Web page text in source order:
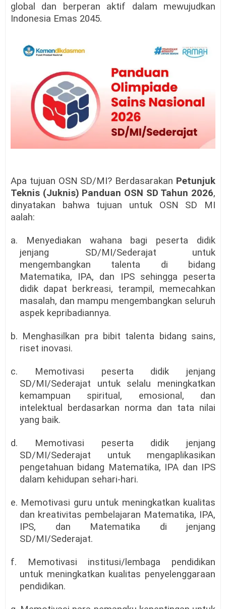
global dan berperan aktif dalam mewujudkan
Indonesia Emas 2045.
Apa tujuan OSN SD/MI? Berdasarakan Petunjuk
Teknis (Juknis) Panduan OSN SD Tahun 2026,
dinyatakan bahwa tujuan untuk OSN SD MI
aalah:
a. Menyediakan wahana bagi peserta didik
jenjang SD/MI/Sederajat untuk
mengembangkan talenta di bidang
Matematika, IPA, dan IPS sehingga peserta
didik dapat berkreasi, terampil, memecahkan
masalah, dan mampu mengembangkan seluruh
aspek kepribadiannya.
b. Menghasilkan pra bibit talenta bidang sains,
riset inovasi.
c. Memotivasi peserta didik jenjang
SD/MI/Sederajat untuk selalu meningkatkan
kemampuan spiritual, emosional, dan
intelektual berdasarkan norma dan tata nilai
yang baik.
d. Memotivasi peserta didik jenjang
SD/MI/Sederajat untuk mengaplikasikan
pengetahuan bidang Matematika, IPA dan IPS
dalam kehidupan sehari-hari.
e. Memotivasi guru untuk meningkatkan kualitas
dan kreativitas pembelajaran Matematika, IPA,
IPS, dan Matematika di jenjang
SD/MI/Sederajat.
f. Memotivasi institusi/lembaga pendidikan
untuk meningkatkan kualitas penyelenggaraan
pendidikan.